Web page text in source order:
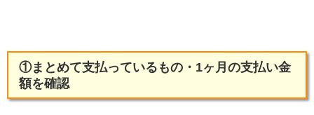
①まとめて支払っているもの・1ヶ月の支払い金
額を確認